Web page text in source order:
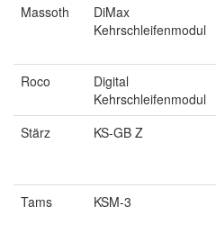
Massoth
DiMax
Kehrschleifenmodul
Roco
Digital
Kehrschleifenmodul
Stärz KS-GB Z
Tams KSM-3